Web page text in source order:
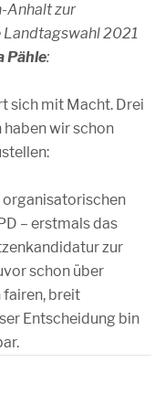
Anhalt zur
2021
Pähle:
sich mit Macht. Drei
wir schon
organisatorischen
– erstmals das
zur
schon über
fairen, breit
Entscheidung bin